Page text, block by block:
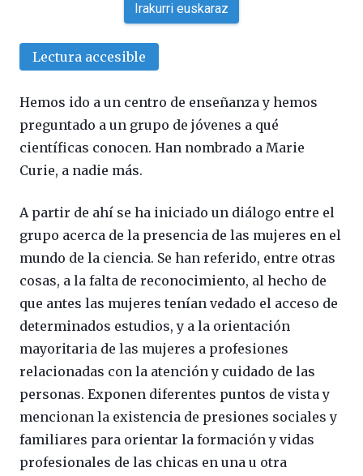
Irakurri euskaraz
Lectura accesible
Hemos ido a un centro de enseñanza y hemos
preguntado a un grupo de jóvenes a qué
científicas conocen. Han nombrado a Marie
Curie, a nadie más.
A partir de ahí se ha iniciado un diálogo entre el
grupo acerca de la presencia de las mujeres en el
mundo de la ciencia. Se han referido, entre otras
cosas, a la falta de reconocimiento, al hecho de
que antes las mujeres tenían vedado el acceso de
determinados estudios, y a la orientación
mayoritaria de las mujeres a profesiones
relacionadas con la atención y cuidado de las
personas. Exponen diferentes puntos de vista y
mencionan la existencia de presiones sociales y
familiares para orientar la formación y vidas
profesionales de las chicas en una u otra